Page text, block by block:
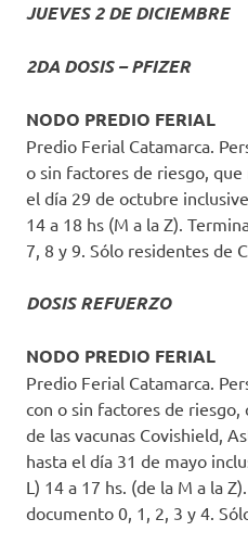
JUEVES 2 DE DICIEMBRE
2DA DOSIS – PFIZER
NODO PREDIO FERIAL
Predio Ferial Catamarca.
o sin factores de riesgo, que
el día 29 de octubre
14 a 18 hs (M a la Z).
7, 8 y 9. Sólo residentes de
DOSIS REFUERZO
NODO PREDIO FERIAL
Predio Ferial Catamarca.
con o sin factores de riesgo,
de las vacunas Covishield,
hasta el día 31 de mayo
L) 14 a 17 hs. (de la M a la
documento 0, 1, 2, 3 y 4.